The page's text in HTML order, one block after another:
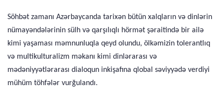
Söhbət zamanı Azərbaycanda tarixən bütün xalqların və dinlərin
nümayəndələrinin sülh və qarşılıqlı hörmət şəraitində bir ailə
kimi yaşaması məmnunluqla qeyd olundu, ölkəmizin tolerantlıq
və multikulturalizm məkanı kimi dinlərarası və
mədəniyyətlərarası dialoqun inkişafına qlobal səviyyədə verdiyi
mühüm töhfələr vurğulandı.